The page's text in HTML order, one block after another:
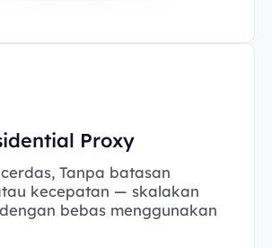
Proxy
Tanpa batasan
kecepatan — skalakan
bebas menggunakan